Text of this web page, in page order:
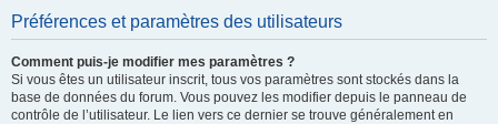
Préférences et paramètres des utilisateurs
Comment puis-je modifier mes paramètres ?
Si vous êtes un utilisateur inscrit, tous vos paramètres sont stockés dans la
base de données du forum. Vous pouvez les modifier depuis le panneau de
contrôle de l’utilisateur. Le lien vers ce dernier se trouve généralement en